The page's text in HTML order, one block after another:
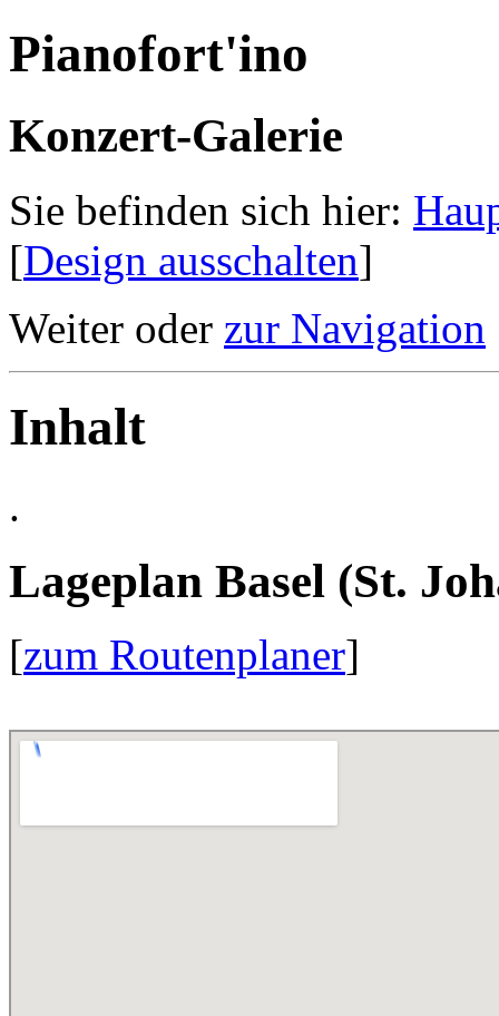
Pianofort'ino
Konzert-Galerie
Sie befinden sich hier:
[Design ausschalten]
Weiter oder zur Navigation
Inhalt
.
Lageplan Basel (St.
[zum Routenplaner]